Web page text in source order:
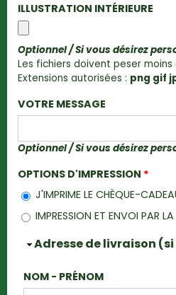
ILLUSTRATION INTÉRIEURE
Optionnel / Si vous désirez
Les fichiers doivent peser moins
Extensions autorisées : png gif
VOTRE MESSAGE
Optionnel / Si vous désirez
OPTIONS D'IMPRESSION *
J'IMPRIME LE CHÈQUE-
IMPRESSION ET ENVOI PAR
Masquer
Adresse de livraison
NOM - PRÉNOM